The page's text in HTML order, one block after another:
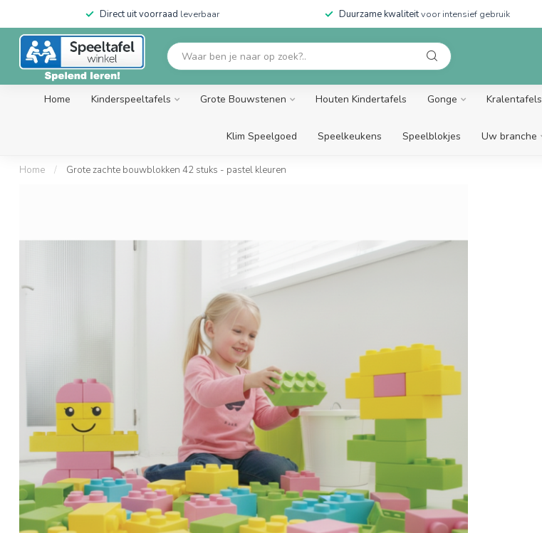
Direct uit voorraad leverbaar Duurzame kwaliteitvoor intensief gebruik
Home Kinderspeeltafels Grote Bouwstenen Houten Kindertafels Gonge Kralentafels
Klim Speelgoed Speelkeukens Speelblokjes Uw branche
Home / Grote zachte bouwblokken 42 stuks - pastel kleuren